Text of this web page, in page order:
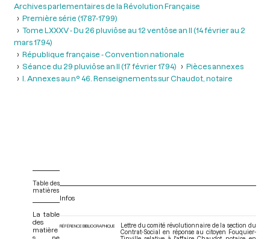
Archives parlementaires de la Révolution Française
Première série (1787-1799)
Tome LXXXV - Du 26 pluviôse au 12 ventôse an II (14 février au 2
mars 1794)
République française - Convention nationale
Séance du 29 pluviôse an II (17 février 1794)
Pièces annexes
I. Annexes au n° 46. Renseignements sur Chaudot, notaire
Table des
matières
La table
des
matière
s ne
Infos
RÉFÉRENCE BIBLIOGRAPHIQUE
Lettre du comité révolutionnaire de la section du
Contrat-Social en réponse au citoyen Fouquier-